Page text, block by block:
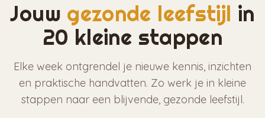
Jouw gezonde leefstijl in
20 kleine stappen
Elke week ontgrendel je nieuwe kennis, inzichten
en praktische handvatten. Zo werk je in kleine
stappen naar een blijvende, gezonde leefstijl.